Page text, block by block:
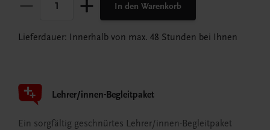
In den Warenkorb
Lieferdauer: Innerhalb von max. 48 Stunden bei Ihnen
Lehrer/innen-Begleitpaket
Ein sorgfältig geschnürtes Lehrer/innen-Begleitpaket